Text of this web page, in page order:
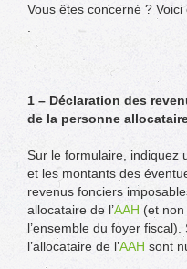
Vous êtes concerné ?
:
1 – Déclaration des
de la personne
Sur le formulaire, indiquez
et les montants des
revenus fonciers
allocataire de l’AAH (et non
l’ensemble du foyer
l’allocataire de l’AAH sont